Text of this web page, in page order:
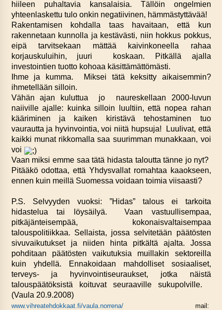
hiileen puhaltavia kansalaisia. Tällöin ongelmien
yhteenlaskettu tulo onkin negatiivinen, hämmästyttävää!
Rakentamisen kohdalla taas havaitaan, että kun
rakennetaan kunnolla ja kestävästi, niin hokkus pokkus,
eipä tarvitsekaan mättää kaivinkoneella rahaa
korjauskuluihin, juuri koskaan. Pitkällä ajalla
investointien tuotto kohoaa käsittämättömästi.
Ihme ja kumma. Miksei tätä keksitty aikaisemmin?
ihmetellään silloin.
Vähän ajan kuluttua jo naureskellaan 2000-luvun
naiiville ajalle: kuinka silloin luultiin, että nopea rahan
kääriminen ja kaiken kiristävä tehostaminen tuo
vaurautta ja hyvinvointia, voi niitä hupsuja! Luulivat, että
kaikki munat rikkomalla saa suurimman munakkaan, voi
voi
Vaan miksi emme saa tätä hidasta taloutta tänne jo nyt?
Pitääkö odottaa, että Yhdysvallat romahtaa kaaokseen,
ennen kuin meillä Suomessa voidaan toimia viisaasti?
P.S. Selvyyden vuoksi: ”Hidas” talous ei tarkoita
hidastelua tai löysäilyä. Vaan vastuullisempaa,
pitkäjänteisempää, kokonaisvaltaisempaa
talouspolitiikkaa. Sellaista, jossa selvitetään päätösten
sivuvaikutukset ja niiden hinta pitkältä ajalta. Jossa
pohditaan päätösten vaikutuksia muillakin sektoreilla
kuin yhdellä. Ennakoidaan mahdolliset sosiaaliset,
terveys- ja hyvinvointiseuraukset, jotka näistä
talouspäätöksistä koituvat seuraaville sukupolville.
(Vaula 20.9.2008)
www.vihreatehdokkaat.fi/vaula.norrena/mail: